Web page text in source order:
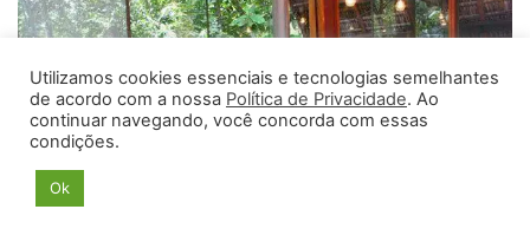
Utilizamos cookies essenciais e tecnologias semelhantes
de acordo com a nossa Política de Privacidade. Ao
continuar navegando, você concorda com essas
condições.
Ok